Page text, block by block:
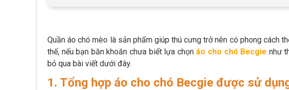
Quần áo chó mèo là sản phẩm giúp thú cưng trở nên có phong cách
thế, nếu bạn băn khoăn chưa biết lựa chọn áo cho chó Becgie như
bỏ qua bài viết dưới đây.
1. Tổng hợp áo cho chó Becgie được sử